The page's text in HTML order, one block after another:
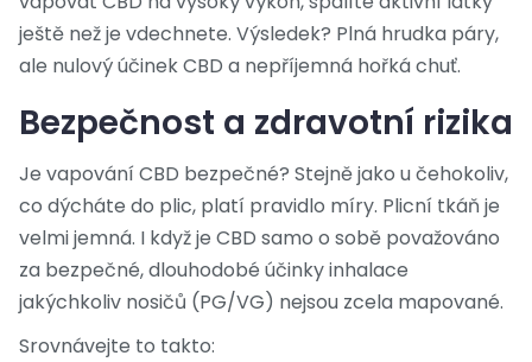
ještě než je vdechnete. Výsledek? Plná hrudka páry,
ale nulový účinek CBD a nepříjemná hořká chuť.
Bezpečnost a zdravotní rizika
Je vapování CBD bezpečné? Stejně jako u čehokoliv,
co dýcháte do plic, platí pravidlo míry. Plicní tkáň je
velmi jemná. I když je CBD samo o sobě považováno
za bezpečné, dlouhodobé účinky inhalace
jakýchkoliv nosičů (PG/VG) nejsou zcela mapované.
Srovnávejte to takto: